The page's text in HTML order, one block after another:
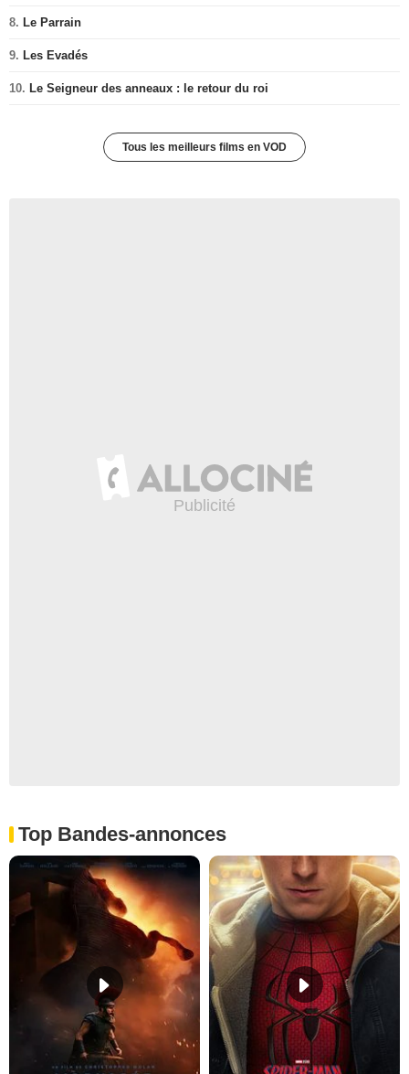
8. Le Parrain
9. Les Evadés
10. Le Seigneur des anneaux : le retour du roi
Tous les meilleurs films en VOD
Top Bandes-annonces